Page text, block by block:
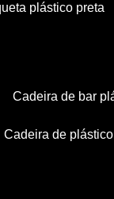
plástico preta
cadeira de bar
cadeira de